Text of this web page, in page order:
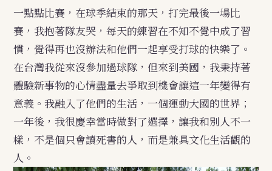
一點點比賽，在球季結束的那天，打完最後一場比
賽，我抱著隊友哭，每天的練習在不知不覺中成了習
慣，覺得再也沒辦法和他們一起享受打球的快樂了。
在台灣我從來沒參加過球隊，但來到美國，我秉持著
體驗新事物的心情盡量去爭取到機會讓這一年變得有
意義。我融入了他們的生活，一個運動大國的世界；
一年後，我很慶幸當時做對了選擇，讓我和別人不一
樣，不是個只會讀死書的人，而是兼具文化生活觀的
人。